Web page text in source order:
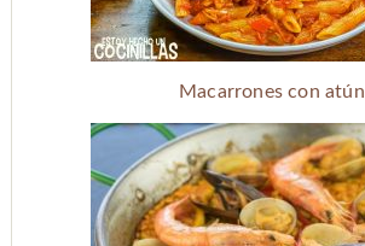
Macarrones con atún